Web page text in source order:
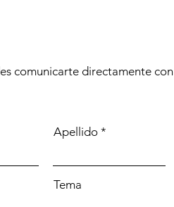
comunicarte directamente con
Apellido
Tema